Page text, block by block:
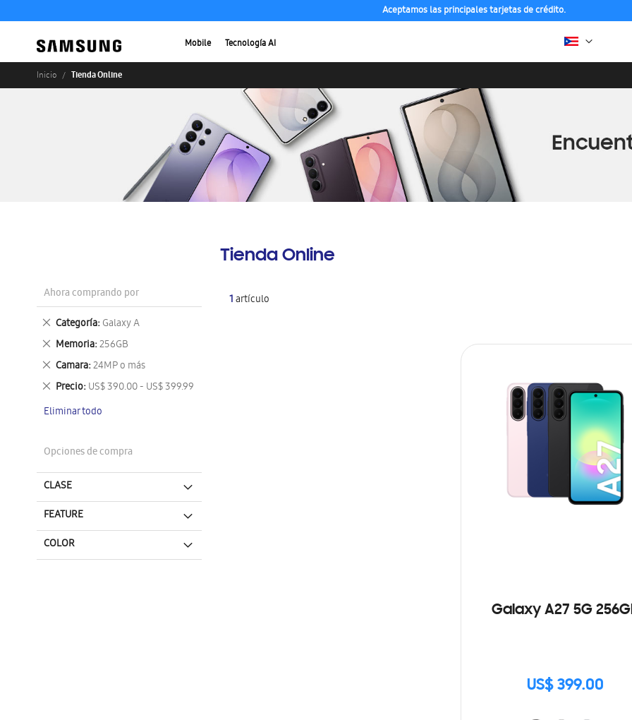
Aceptamos las principales tarjetas de crédito.
Mobile Tecnología AI
Inicio Tienda Online
Tienda Online
1artículo
Galaxy A27 5G
US$ 399.00
Ahora comprando por
Categoría Galaxy A
Eliminar
este
artículo
Memoria 256GB
Eliminar
este
artículo
Camara 24MP o más
Eliminar
este
artículo
Precio US$ 390.00 - US$ 399.99
Eliminar
artículo
Eliminar todo
Opciones de compra
CLASE
FEATURE
COLOR